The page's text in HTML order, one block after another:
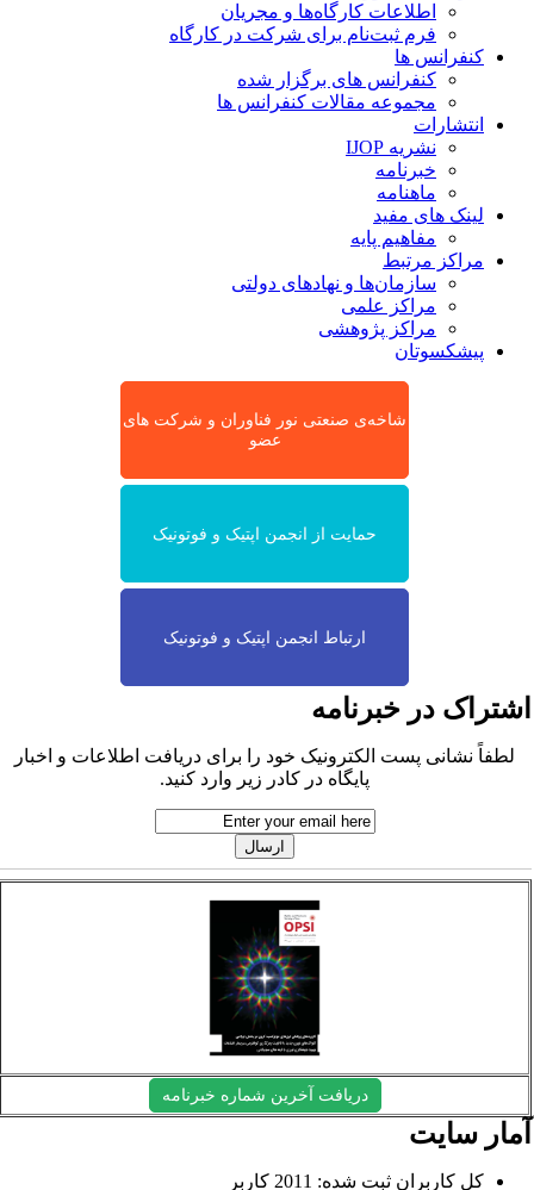
اطلاعات کارگاه‌ها و مجریان
فرم ثبت‌نام برای شرکت در کارگاه
کنفرانس ها
کنفرانس های برگزار شده
مجموعه مقالات کنفرانس ها
انتشارات
نشریه IJOP
خبرنامه
ماهنامه
لینک های مفید
مفاهیم پایه
مراکز مرتبط
سازمان‌ها و نهادهای دولتی
مراکز علمی
مراکز پژوهشی
پیشکسوتان
شاخه‌ی صنعتی نور فناوران و شرکت های
عضو
حمایت از انجمن اپتیک و فوتونیک
ارتباط انجمن اپتیک و فوتونیک
در خبرنامه
لطفاً نشانی پست الکترونیک خود را برای دریافت اطلاعات و اخبار
پایگاه در کادر زیر وارد کنید.
دریافت آخرین شماره خبرنامه
سایت
کل کاربران ثبت شده: 2011 کاربر